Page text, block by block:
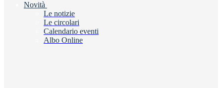
Novità
Le notizie
Le circolari
Calendario eventi
Albo Online